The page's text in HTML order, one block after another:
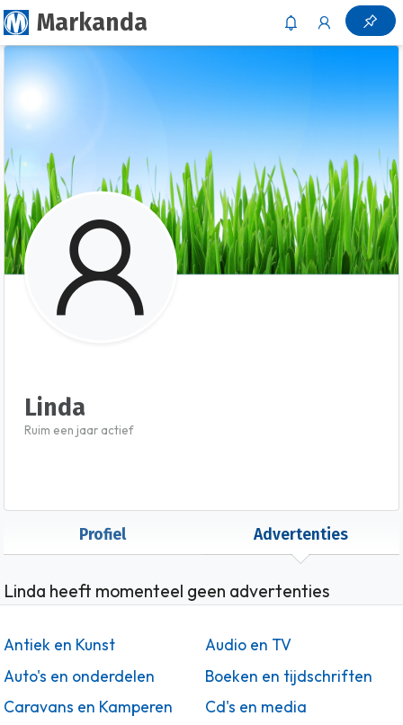
Markanda
Linda
Ruim een jaar actief
Profiel Advertenties
Linda heeft momenteel geen advertenties
Antiek en Kunst
Audio en TV
Auto's en onderdelen
Boeken en tijdschriften
Caravans en Kamperen
Cd's en media